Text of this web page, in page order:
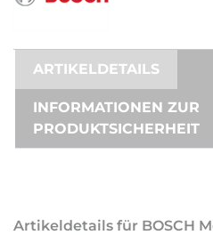
ARTIKELDETAILS
INFORMATIONEN ZUR
PRODUKTSICHERHEIT
Artikeldetails für BOSCH